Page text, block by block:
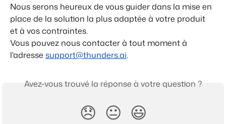
Nous serons heureux de vous guider dans la mise en
place de la solution la plus adaptée à votre produit
et à vos contraintes.
Vous pouvez nous contacter à tout moment à
l'adresse support@thunders.ai.
Avez-vous trouvé la réponse à votre question ?
😞 😐 😃